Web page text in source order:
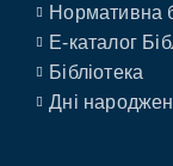
Нормативна
E-каталог
Бібліотека
Дні